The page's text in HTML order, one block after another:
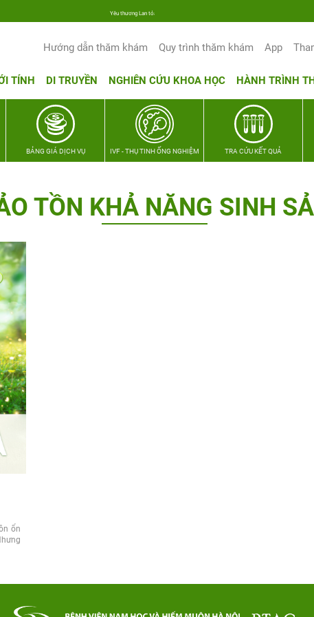
Yêu thương Lan tỏa – Trao hy vọng, vun trọn hạnh phúc gia đình Quân nhân
Hướng dẫn thăm khám Quy trình thăm khám App
TÍNH DI TRUYỀN NGHIÊN CỨU KHOA HỌC HÀNH TRÌNH
BẢNG GIÁ DỊCH VỤ IVF - THỤ TINH ỐNG NGHIỆM TRA CỨU KẾT QUẢ
TỒN KHẢ NĂNG SINH
ổn